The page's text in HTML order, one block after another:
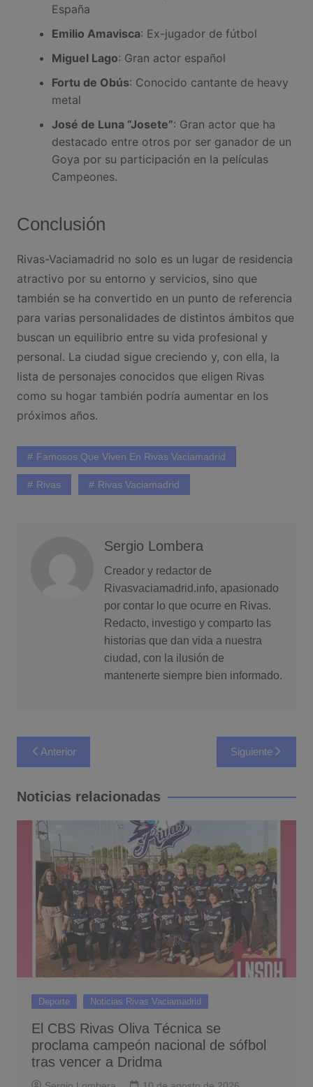
España
Emilio Amavisca: Ex-jugador de fútbol
Miguel Lago: Gran actor español
Fortu de Obús: Conocido cantante de heavy
metal
José de Luna “Josete”: Gran actor que ha
destacado entre otros por ser ganador de un
Goya por su participación en la películas
Campeones.
Conclusión
Rivas-Vaciamadrid no solo es un lugar de residencia
atractivo por su entorno y servicios, sino que
también se ha convertido en un punto de referencia
para varias personalidades de distintos ámbitos que
buscan un equilibrio entre su vida profesional y
personal. La ciudad sigue creciendo y, con ella, la
lista de personajes conocidos que eligen Rivas
como su hogar también podría aumentar en los
próximos años.
Famosos Que Viven En Rivas Vaciamadrid
Rivas Rivas Vaciamadrid
Sergio Lombera
Creador y redactor de
Rivasvaciamadrid.info, apasionado
por contar lo que ocurre en Rivas.
Redacto, investigo y comparto las
historias que dan vida a nuestra
ciudad, con la ilusión de
mantenerte siempre bien informado.
Navegación
de
entradas
Anterior Siguiente
Noticias relacionadas
Deporte Noticias Rivas Vaciamadrid
El CBS Rivas Oliva Técnica se
proclama campeón nacional de sófbol
tras vencer a Dridma